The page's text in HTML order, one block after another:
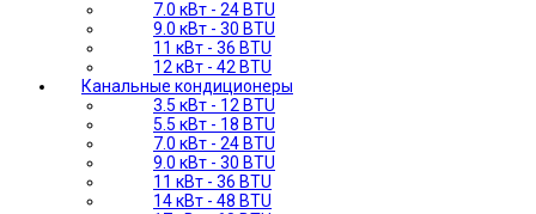
7.0 кВт - 24 BTU
9.0 кВт - 30 BTU
11 кВт - 36 BTU
12 кВт - 42 BTU
Канальные кондиционеры
3.5 кВт - 12 BTU
5.5 кВт - 18 BTU
7.0 кВт - 24 BTU
9.0 кВт - 30 BTU
11 кВт - 36 BTU
14 кВт - 48 BTU